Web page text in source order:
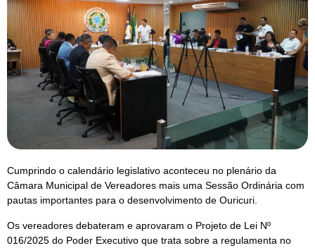
Cumprindo o calendário legislativo aconteceu no plenário da
Câmara Municipal de Vereadores mais uma Sessão Ordinária com
pautas importantes para o desenvolvimento de Ouricuri.
Os vereadores debateram e aprovaram o Projeto de Lei Nº
016/2025 do Poder Executivo que trata sobre a regulamenta no